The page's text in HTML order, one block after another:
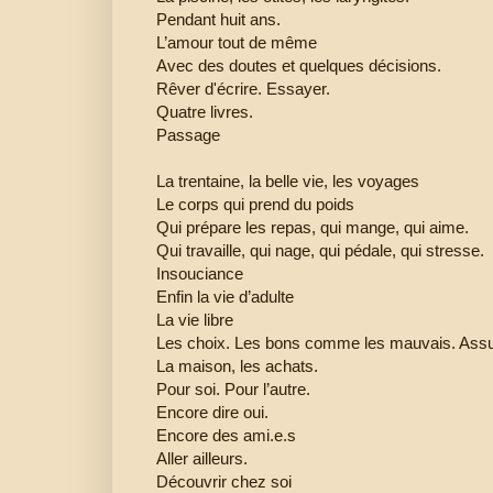
Pendant huit ans.
L’amour tout de même
Avec des doutes et quelques décisions.
Rêver d'écrire. Essayer.
Quatre livres.
Passage
La trentaine, la belle vie, les voyages
Le corps qui prend du poids
Qui prépare les repas, qui mange, qui aime.
Qui travaille, qui nage, qui pédale, qui stresse.
Insouciance
Enfin la vie d’adulte
La vie libre
Les choix. Les bons comme les mauvais.
La maison, les achats.
Pour soi. Pour l’autre.
Encore dire oui.
Encore des ami.e.s
Aller ailleurs.
Découvrir chez soi